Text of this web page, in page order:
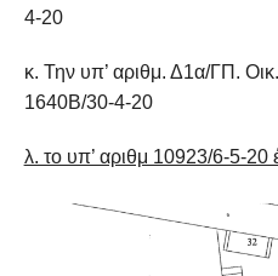
4-20
κ. Την υπ’ αριθμ. Δ1α/ΓΠ.
1640Β/30-4-20
λ. το υπ’ αριθμ 10923/6-5-20